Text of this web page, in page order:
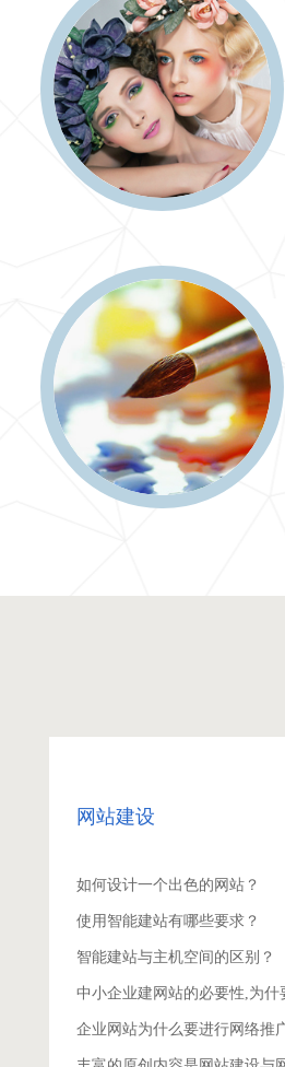
网站建设
如何设计一个出色的网站？
使用智能建站有哪些要求？
智能建站与主机空间的区别？
中小企业建网站的必要性,为什
企业网站为什么要进行网络推